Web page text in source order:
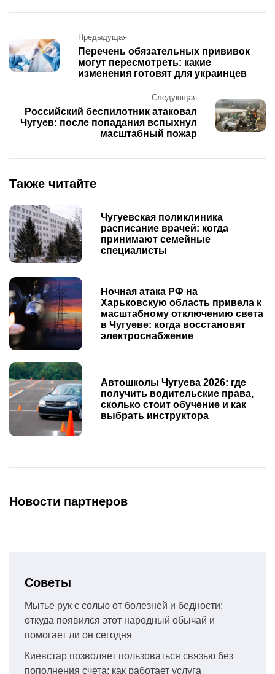
Post
navigation
Предыдущая
Перечень обязательных прививок
могут пересмотреть: какие
изменения готовят для украинцев
Следующая
Российский беспилотник атаковал
Чугуев: после попадания вспыхнул
масштабный пожар
Также читайте
Чугуевская поликлиника
расписание врачей: когда
принимают семейные
специалисты
Ночная атака РФ на
Харьковскую область привела к
масштабному отключению света
в Чугуеве: когда восстановят
электроснабжение
Автошколы Чугуева 2026: где
получить водительские права,
сколько стоит обучение и как
выбрать инструктора
Новости партнеров
Советы
Мытье рук с солью от болезней и бедности:
откуда появился этот народный обычай и
помогает ли он сегодня
Киевстар позволяет пользоваться связью без
пополнения счета: как работает услуга